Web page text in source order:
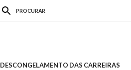
PROCURAR
DESCONGELAMENTO DAS CARREIRAS